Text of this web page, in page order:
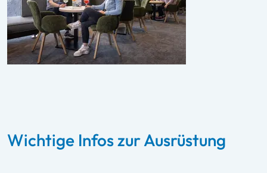
Wichtige Infos zur Ausrüstung